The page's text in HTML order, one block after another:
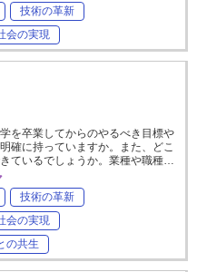
技術の革新
会の実現
を卒業してからのやるべき目標や
確に持っていますか。また、どこ
ているでしょうか。業種や職種…
技術の革新
会の実現
の共生